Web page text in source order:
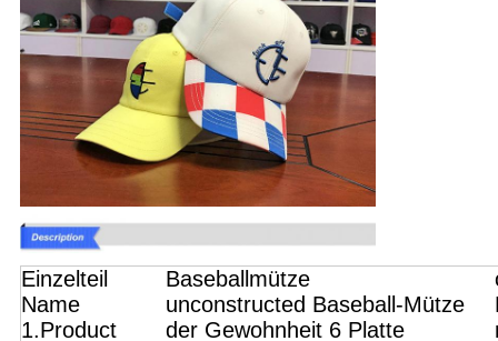
Einzelteil Baseballmütze
Name
1.Product
unconstructed Baseball-Mütze
der Gewohnheit 6 Platte